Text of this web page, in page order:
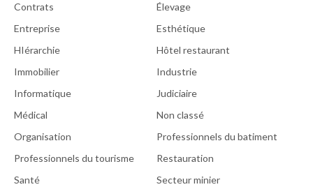
Contrats
Élevage
Entreprise
Esthétique
HIérarchie
Hôtel restaurant
Immobilier
Industrie
Informatique
Judiciaire
Médical
Non classé
Organisation
Professionnels du batiment
Professionnels du tourisme
Restauration
Santé
Secteur minier